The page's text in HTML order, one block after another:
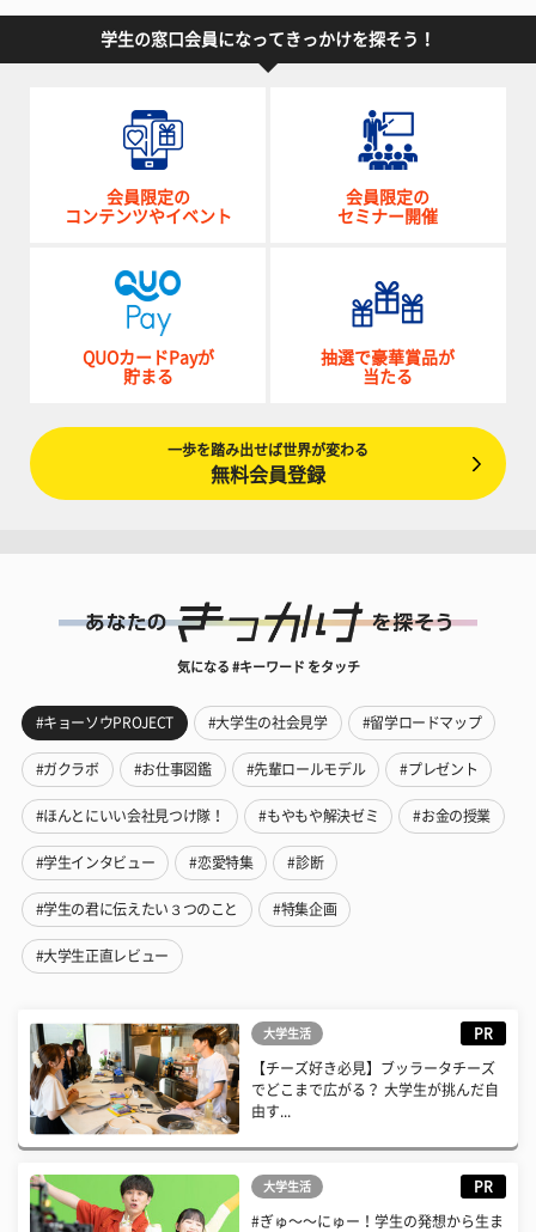
学生の窓口会員になってきっかけを探そう！
会員限定の
コンテンツやイベント
会員限定の
セミナー開催
QUOカードPayが
貯まる
抽選で豪華賞品が
当たる
一歩を踏み出せば世界が変わる
無料会員登録
気になる #キーワード をタッチ
#キョーソウPROJECT #大学生の社会見学 #留学ロードマップ
#ガクラボ #お仕事図鑑 #先輩ロールモデル #プレゼント
#ほんとにいい会社見つけ隊！ #もやもや解決ゼミ #お金の授業
#学生インタビュー #恋愛特集 #診断
#学生の君に伝えたい３つのこと #特集企画
#大学生正直レビュー
大学生活 PR
【チーズ好き必見】ブッラータチーズ
でどこまで広がる？ 大学生が挑んだ自
由す...
大学生活 PR
#ぎゅ〜〜にゅー！学生の発想から生ま